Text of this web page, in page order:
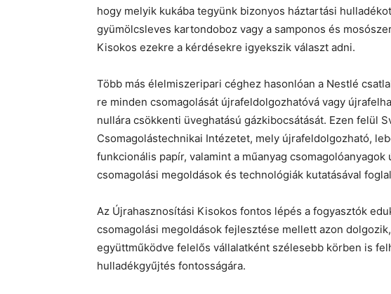
hogy melyik kukába tegyünk bizonyos háztartási
gyümölcsleves kartondoboz vagy a samponos és
Kisokos ezekre a kérdésekre igyekszik választ adni.
Több más élelmiszeripari céghez hasonlóan a Nestlé
re minden csomagolását újrafeldolgozhatóvá vagy
nullára csökkenti üveghatású gázkibocsátását. Ezen felül
Csomagolástechnikai Intézetet, mely újrafeldolgozható,
funkcionális papír, valamint a műanyag
csomagolási megoldások és technológiák kutatásával
Az Újrahasznosítási Kisokos fontos lépés a fogyasztók
csomagolási megoldások fejlesztése mellett azon
együttműködve felelős vállalatként szélesebb körben is
hulladékgyűjtés fontosságára.